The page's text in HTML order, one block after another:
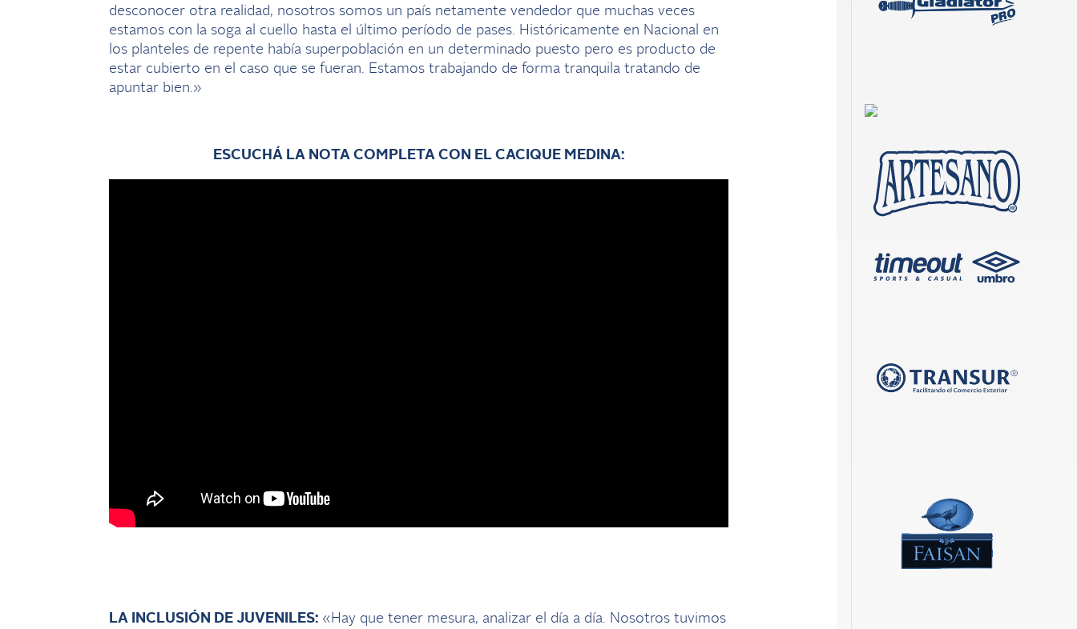
desconocer otra realidad, nosotros somos un país netamente vendedor que muchas veces
estamos con la soga al cuello hasta el último período de pases. Históricamente en Nacional en
los planteles de repente había superpoblación en un determinado puesto pero es producto de
estar cubierto en el caso que se fueran. Estamos trabajando de forma tranquila tratando de
apuntar bien.»
ESCUCHÁ LA NOTA COMPLETA CON EL CACIQUE MEDINA:
LA INCLUSIÓN DE JUVENILES:«Hay que tener mesura, analizar el día a día. Nosotros tuvimos